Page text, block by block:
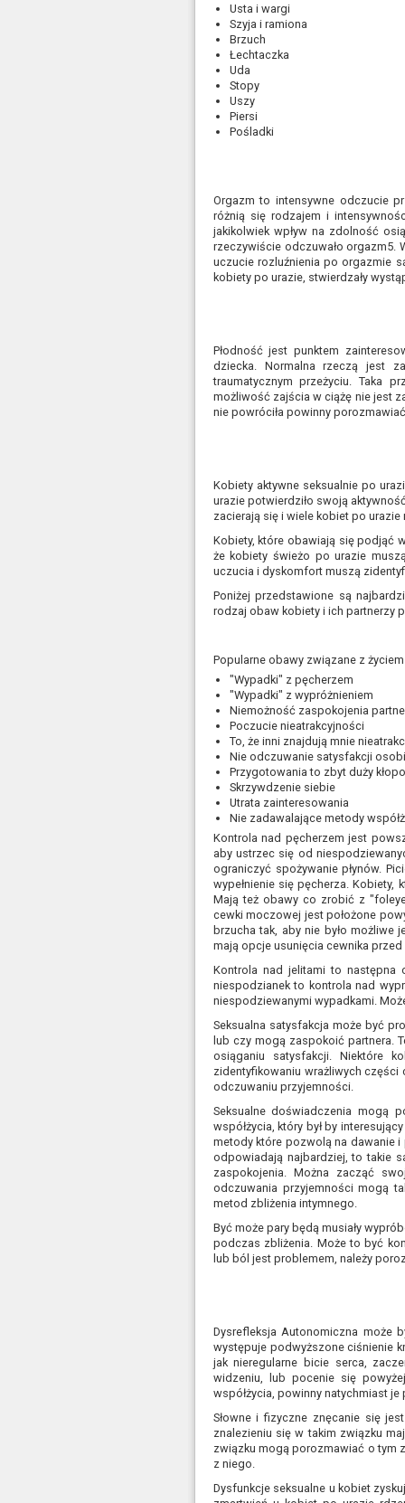
Usta i wargi
Szyja i ramiona
Brzuch
Łechtaczka
Uda
Stopy
Uszy
Piersi
Pośladki
Orgazm to intensywne odczucie
różnią się rodzajem i
jakikolwiek wpływ na zdolność
rzeczywiście odczuwało orgazm5.
uczucie rozluźnienia po orgazmie
kobiety po urazie, stwierdzały
Płodność jest punktem
dziecka. Normalna rzeczą jest
traumatycznym przeżyciu. Taka
możliwość zajścia w ciążę nie jest
nie powróciła powinny
Kobiety aktywne seksualnie po
urazie potwierdziło swoją
zacierają się i wiele kobiet po
Kobiety, które obawiają się podjąć
że kobiety świeżo po urazie
uczucia i dyskomfort muszą
Poniżej przedstawione są
rodzaj obaw kobiety i ich partnerzy
Popularne obawy związane z
"Wypadki" z pęcherzem
"Wypadki" z wypróżnieniem
Niemożność zaspokojenia
Poczucie nieatrakcyjności
To, że inni znajdują mnie
Nie odczuwanie satysfakcji
Przygotowania to zbyt duży
Skrzywdzenie siebie
Utrata zainteresowania
Nie zadawalające metody
Kontrola nad pęcherzem jest
aby ustrzec się od
ograniczyć spożywanie płynów.
wypełnienie się pęcherza.
Mają też obawy co zrobić z
cewki moczowej jest położone
brzucha tak, aby nie było możliwe
mają opcje usunięcia cewnika
Kontrola nad jelitami to następna
niespodzianek to kontrola nad
niespodziewanymi wypadkami.
Seksualna satysfakcja może być
lub czy mogą zaspokoić partnera.
osiąganiu satysfakcji. Niektóre
zidentyfikowaniu wrażliwych
odczuwaniu przyjemności.
Seksualne doświadczenia mogą
współżycia, który był by
metody które pozwolą na dawanie
odpowiadają najbardziej, to takie
zaspokojenia. Można zacząć
odczuwania przyjemności mogą
metod zbliżenia intymnego.
Być może pary będą musiały
podczas zbliżenia. Może to być
lub ból jest problemem, należy
Dysrefleksja Autonomiczna może
występuje podwyższone ciśnienie
jak nieregularne bicie serca,
widzeniu, lub pocenie się
współżycia, powinny natychmiast
Słowne i fizyczne znęcanie się
znalezieniu się w takim związku
związku mogą porozmawiać o tym
z niego.
Dysfunkcje seksualne u kobiet